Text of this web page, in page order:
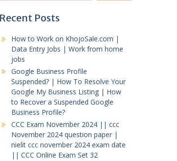
Recent Posts
How to Work on KhojoSale.com |
Data Entry Jobs | Work from home
jobs
Google Business Profile
Suspended? | How To Resolve Your
Google My Business Listing | How
to Recover a Suspended Google
Business Profile?
CCC Exam November 2024 || ccc
November 2024 question paper |
nielit ccc november 2024 exam date
|| CCC Online Exam Set 32